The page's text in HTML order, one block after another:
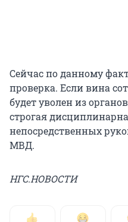
Сейчас по данному
проверка. Если вина
будет уволен из
строгая
непосредственных
МВД.
НГС.НОВОСТИ